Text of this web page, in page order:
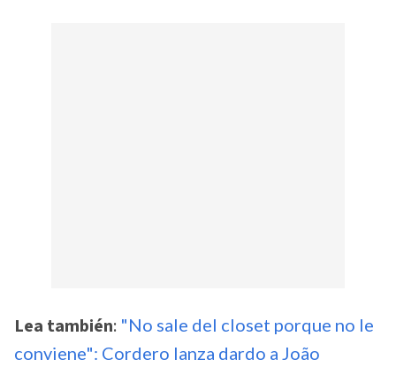
Lea también: "No sale del closet porque no le
conviene": Cordero lanza dardo a João